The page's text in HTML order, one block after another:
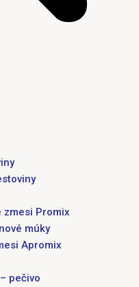
zmesi Promix
múky
Apromix
pečivo